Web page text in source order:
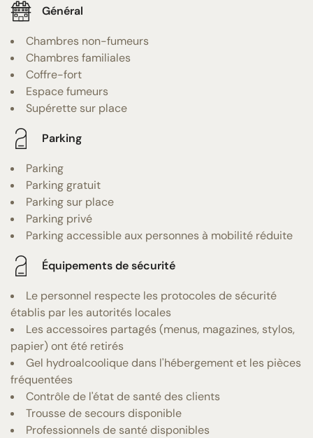
Général
Chambres non-fumeurs
Chambres familiales
Coffre-fort
Espace fumeurs
Supérette sur place
Parking
Parking
Parking gratuit
Parking sur place
Parking privé
Parking accessible aux personnes à mobilité réduite
Équipements de sécurité
Le personnel respecte les protocoles de sécurité
établis par les autorités locales
Les accessoires partagés (menus, magazines, stylos,
papier) ont été retirés
Gel hydroalcoolique dans l'hébergement et les pièces
fréquentées
Contrôle de l'état de santé des clients
Trousse de secours disponible
Professionnels de santé disponibles